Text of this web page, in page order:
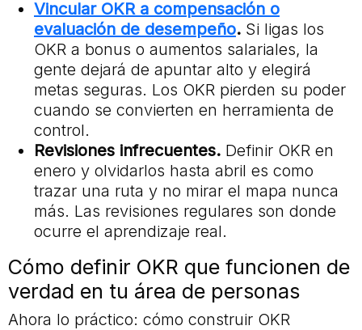
Vincular OKR a compensación o
evaluación de desempeño. Si ligas los
OKR a bonus o aumentos salariales, la
gente dejará de apuntar alto y elegirá
metas seguras. Los OKR pierden su poder
cuando se convierten en herramienta de
control.
Revisiones infrecuentes. Definir OKR en
enero y olvidarlos hasta abril es como
trazar una ruta y no mirar el mapa nunca
más. Las revisiones regulares son donde
ocurre el aprendizaje real.
Cómo definir OKR que funcionen de
verdad en tu área de personas
Ahora lo práctico: cómo construir OKR